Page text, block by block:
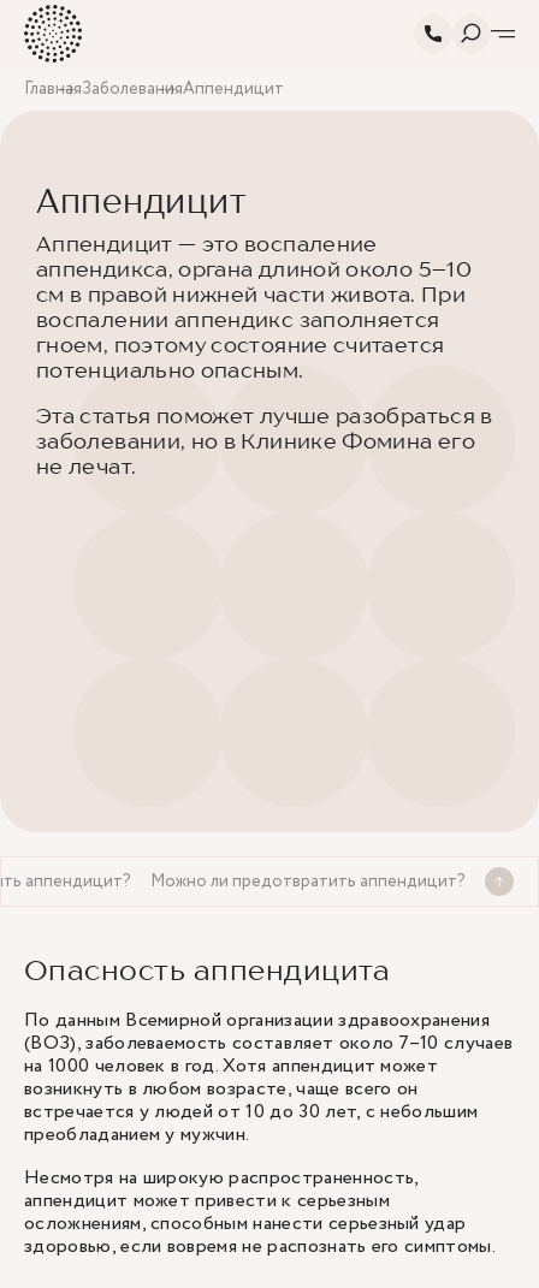
ГлавнаяЗаболеванияАппендицит
Аппендицит
Аппендицит — это воспаление
аппендикса, органа длиной около 5–10
см в правой нижней части живота. При
воспалении аппендикс заполняется
гноем, поэтому состояние считается
потенциально опасным.
Эта статья поможет лучше разобраться в
заболевании, но в Клинике Фомина его
не лечат.
аппендицит? Можно ли предотвратить аппендицит?
Опасность аппендицита
По данным Всемирной организации здравоохранения
(ВОЗ), заболеваемость составляет около 7–10 случаев
на 1000 человек в год. Хотя аппендицит может
возникнуть в любом возрасте, чаще всего он
встречается у людей от 10 до 30 лет, с небольшим
преобладанием у мужчин.
Несмотря на широкую распространенность,
аппендицит может привести к серьезным
осложнениям, способным нанести серьезный удар
здоровью, если вовремя не распознать его симптомы.